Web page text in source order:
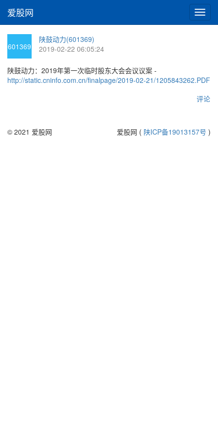
切
换
爱股网
601369
陕鼓动力(601369)
2019-02-22 06:05:24
陕鼓动力：2019年第一次临时股东大会会议议案 -
http://static.cninfo.com.cn/finalpage/2019-02-21/1205843262.PDF
评论
© 2021 爱股网 爱股网 ( 陕ICP备19013157号 )